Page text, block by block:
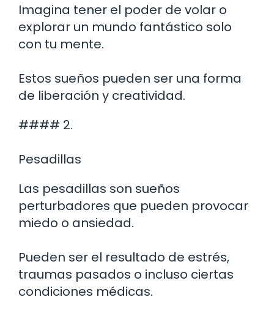
Imagina tener el poder de volar o
explorar un mundo fantástico solo
con tu mente.
Estos sueños pueden ser una forma
de liberación y creatividad.
#### 2.
Pesadillas
Las pesadillas son sueños
perturbadores que pueden provocar
miedo o ansiedad.
Pueden ser el resultado de estrés,
traumas pasados o incluso ciertas
condiciones médicas.